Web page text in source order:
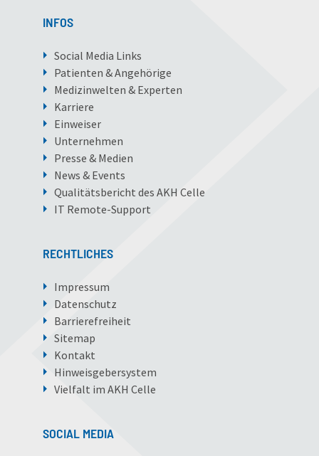
INFOS
Social Media Links
Patienten & Angehörige
Medizinwelten & Experten
Karriere
Einweiser
Unternehmen
Presse & Medien
News & Events
Qualitätsbericht des AKH Celle
IT Remote-Support
RECHTLICHES
Impressum
Datenschutz
Barrierefreiheit
Sitemap
Kontakt
Hinweisgebersystem
Vielfalt im AKH Celle
SOCIAL MEDIA